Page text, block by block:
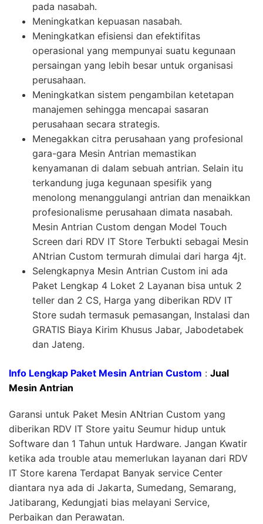
pada nasabah.
Meningkatkan kepuasan nasabah.
Meningkatkan efisiensi dan efektifitas
operasional yang mempunyai suatu kegunaan
persaingan yang lebih besar untuk organisasi
perusahaan.
Meningkatkan sistem pengambilan ketetapan
manajemen sehingga mencapai sasaran
perusahaan secara strategis.
Menegakkan citra perusahaan yang profesional
gara-gara Mesin Antrian memastikan
kenyamanan di dalam sebuah antrian. Selain itu
terkandung juga kegunaan spesifik yang
menolong menanggulangi antrian dan menaikkan
profesionalisme perusahaan dimata nasabah.
Mesin Antrian Custom dengan Model Touch
Screen dari RDV IT Store Terbukti sebagai Mesin
ANtrian Custom termurah dimulai dari harga 4jt.
Selengkapnya Mesin Antrian Custom ini ada
Paket Lengkap 4 Loket 2 Layanan bisa untuk 2
teller dan 2 CS, Harga yang diberikan RDV IT
Store sudah termasuk pemasangan, Instalasi dan
GRATIS Biaya Kirim Khusus Jabar, Jabodetabek
dan Jateng.
Info Lengkap Paket Mesin Antrian Custom : Jual
Mesin Antrian
Garansi untuk Paket Mesin ANtrian Custom yang
diberikan RDV IT Store yaitu Seumur hidup untuk
Software dan 1 Tahun untuk Hardware. Jangan Kwatir
ketika ada trouble atau memerlukan layanan dari RDV
IT Store karena Terdapat Banyak service Center
diantara nya ada di Jakarta, Sumedang, Semarang,
Jatibarang, Kedungjati bias melayani Service,
Perbaikan dan Perawatan.